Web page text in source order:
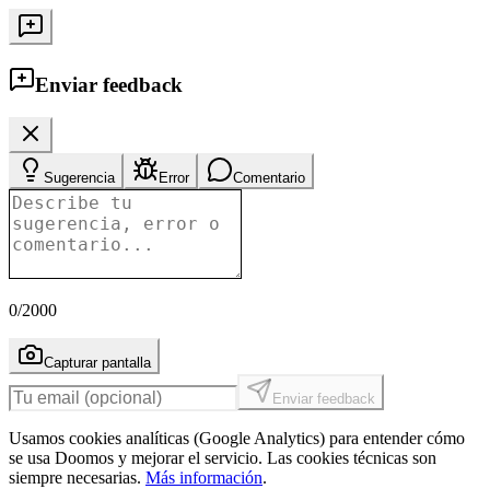
Enviar feedback
Sugerencia Error Comentario
0/2000
Capturar pantalla
Enviar feedback
Usamos cookies analíticas (Google Analytics) para entender cómo
se usa Doomos y mejorar el servicio. Las cookies técnicas son
siempre necesarias. Más información.